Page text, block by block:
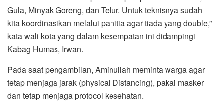
Gula, Minyak Goreng, dan Telur. Untuk teknisnya sudah
kita koordinasikan melalui panitia agar tiada yang double,”
kata wali kota yang dalam kesempatan ini didampingi
Kabag Humas, Irwan.
Pada saat pengambilan, Aminullah meminta warga agar
tetap menjaga jarak (physical Distancing), pakai masker
dan tetap menjaga protocol kesehatan.